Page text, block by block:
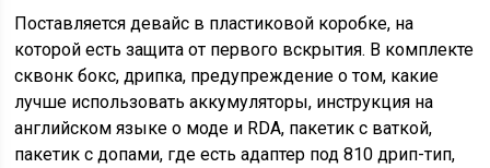
Поставляется девайс в пластиковой коробке, на
которой есть защита от первого вскрытия. В комплекте
сквонк бокс, дрипка, предупреждение о том, какие
лучше использовать аккумуляторы, инструкция на
английском языке о моде и RDA, пакетик с ваткой,
пакетик с допами, где есть адаптер под 810 дрип-тип,